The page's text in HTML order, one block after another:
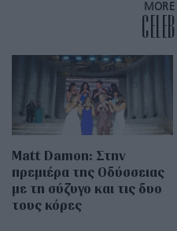
Matt Damon: Στην
πρεμιέρα της Οδύσσειας
με τη σύζυγο και τις δυο
τους κόρες